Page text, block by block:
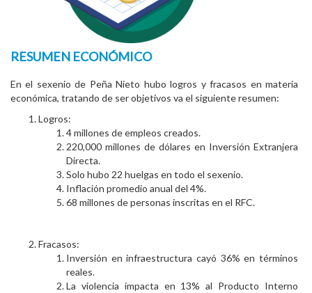
RESUMEN ECONÓMICO
En el sexenio de Peña Nieto hubo logros y fracasos en materia
económica, tratando de ser objetivos va el siguiente resumen:
Logros:
4 millones de empleos creados.
220,000 millones de dólares en Inversión Extranjera
Directa.
Solo hubo 22 huelgas en todo el sexenio.
Inflación promedio anual del 4%.
68 millones de personas inscritas en el RFC.
Fracasos:
Inversión en infraestructura cayó 36% en términos
reales.
La violencia impacta en 13% al Producto Interno